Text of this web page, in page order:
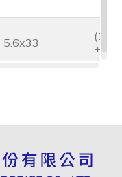
5.6x33
+, -,